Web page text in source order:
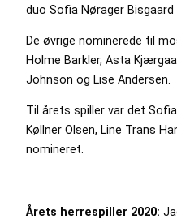
duo Sofia Nørager Bisgaard
De øvrige nominerede til
Holme Barkler, Asta
Johnson og Lise Andersen.
Til årets spiller var det
Køllner Olsen, Line Trans
nomineret.
Årets herrespiller 2020: